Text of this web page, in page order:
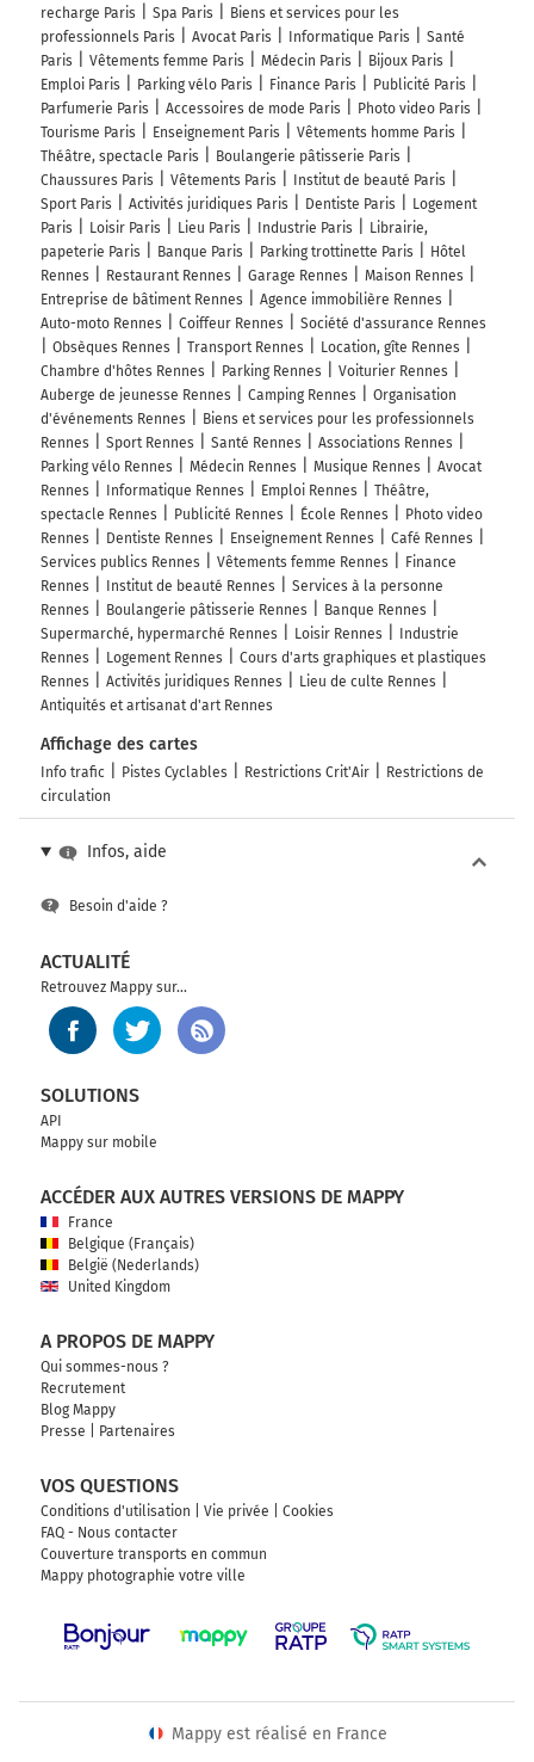
recharge Paris
Spa Paris
Biens et services pour les
professionnels Paris
Avocat Paris Informatique Paris
Santé
Paris
Vêtements femme Paris Médecin Paris
Bijoux Paris
Emploi Paris
Parking vélo Paris Finance Paris
Publicité Paris
Parfumerie Paris
Accessoires de mode Paris
Photo video Paris
Tourisme Paris
Enseignement Paris
Vêtements homme Paris
Théâtre, spectacle Paris
Boulangerie pâtisserie Paris
Chaussures Paris
Vêtements Paris
Institut de beauté Paris
Sport Paris
Activités juridiques Paris Dentiste Paris
Logement
Paris
Loisir Paris Lieu Paris Industrie Paris
Librairie,
papeterie Paris
Banque Paris Parking trottinette Paris
Hôtel
Rennes
Restaurant Rennes Garage Rennes
Maison Rennes
Entreprise de bâtiment Rennes
Agence immobilière Rennes
Auto-moto Rennes
Coiffeur Rennes
Société d'assurance Rennes
Obsèques Rennes
Transport Rennes
Location, gîte Rennes
Chambre d'hôtes Rennes
Parking Rennes
Voiturier Rennes
Auberge de jeunesse Rennes
Camping Rennes
Organisation
d'événements Rennes
Biens et services pour les professionnels
Rennes
Sport Rennes Santé Rennes
Associations Rennes
Parking vélo Rennes
Médecin Rennes Musique Rennes
Avocat
Rennes
Informatique Rennes Emploi Rennes
Théâtre,
spectacle Rennes
Publicité Rennes École Rennes
Photo video
Rennes
Dentiste Rennes Enseignement Rennes
Café Rennes
Services publics Rennes
Vêtements femme Rennes
Finance
Rennes
Institut de beauté Rennes
Services à la personne
Rennes
Boulangerie pâtisserie Rennes
Banque Rennes
Supermarché, hypermarché Rennes
Loisir Rennes
Industrie
Rennes
Logement Rennes
Cours d'arts graphiques et plastiques
Rennes
Activités juridiques Rennes
Lieu de culte Rennes
Antiquités et artisanat d'art Rennes
Affichage des cartes
Info trafic Pistes Cyclables Restrictions Crit'Air
Restrictions de
circulation
Infos, aide
Besoin d'aide ?
ACTUALITÉ
Retrouvez Mappy sur...
SOLUTIONS
API
Mappy sur mobile
ACCÉDER AUX AUTRES VERSIONS DE MAPPY
France
Belgique (Français)
België (Nederlands)
United Kingdom
A PROPOS DE MAPPY
Qui sommes-nous ?
Recrutement
Blog Mappy
Presse
Partenaires
VOS QUESTIONS
Conditions d'utilisation Vie privée
Cookies
FAQ - Nous contacter
Couverture transports en commun
Mappy photographie votre ville
Mappy est réalisé en France